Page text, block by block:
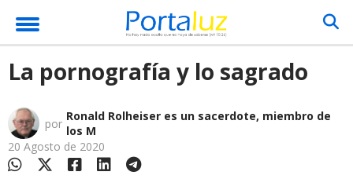
La pornografía y lo sagrado
por Ronald Rolheiser es un sacerdote, miembro de
los M
20 Agosto de 2020